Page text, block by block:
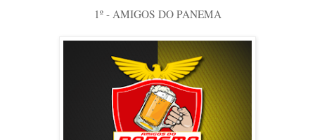
1º - AMIGOS DO PANEMA